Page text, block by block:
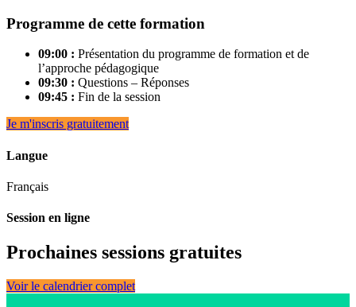
Programme de cette formation
09:00 : Présentation du programme de formation et de
l’approche pédagogique
09:30 : Questions – Réponses
09:45 : Fin de la session
Je m'inscris gratuitement
Langue
Français
Session en ligne
Prochaines sessions gratuites
Voir le calendrier complet